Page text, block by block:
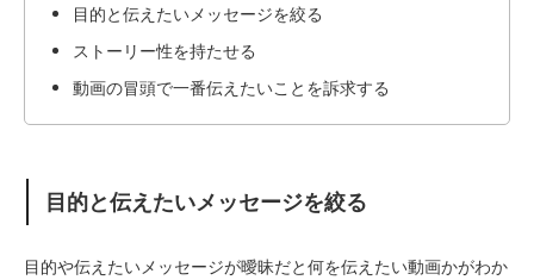
目的と伝えたいメッセージを絞る
ストーリー性を持たせる
動画の冒頭で一番伝えたいことを訴求する
目的と伝えたいメッセージを絞る
目的や伝えたいメッセージが曖昧だと何を伝えたい動画かがわか